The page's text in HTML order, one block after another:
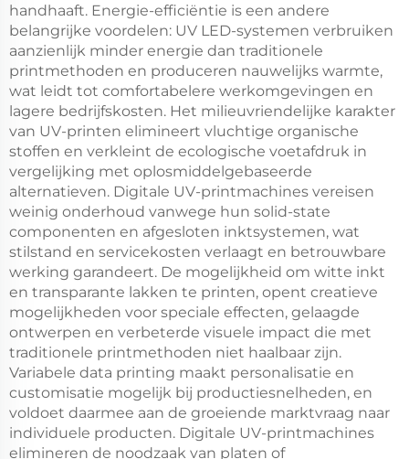
handhaaft. Energie-efficiëntie is een andere
belangrijke voordelen: UV LED-systemen verbruiken
aanzienlijk minder energie dan traditionele
printmethoden en produceren nauwelijks warmte,
wat leidt tot comfortabelere werkomgevingen en
lagere bedrijfskosten. Het milieuvriendelijke karakter
van UV-printen elimineert vluchtige organische
stoffen en verkleint de ecologische voetafdruk in
vergelijking met oplosmiddelgebaseerde
alternatieven. Digitale UV-printmachines vereisen
weinig onderhoud vanwege hun solid-state
componenten en afgesloten inktsystemen, wat
stilstand en servicekosten verlaagt en betrouwbare
werking garandeert. De mogelijkheid om witte inkt
en transparante lakken te printen, opent creatieve
mogelijkheden voor speciale effecten, gelaagde
ontwerpen en verbeterde visuele impact die met
traditionele printmethoden niet haalbaar zijn.
Variabele data printing maakt personalisatie en
customisatie mogelijk bij productiesnelheden, en
voldoet daarmee aan de groeiende marktvraag naar
individuele producten. Digitale UV-printmachines
elimineren de noodzaak van platen of